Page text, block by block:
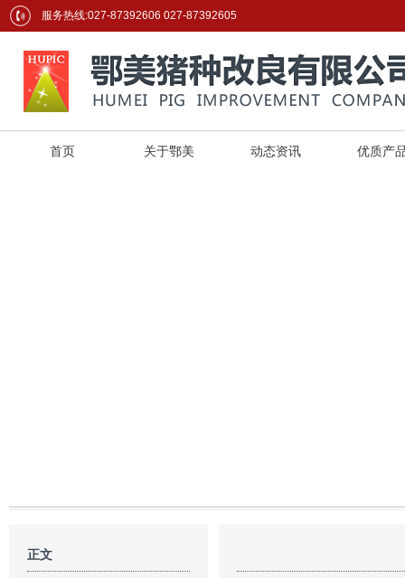
服务热线:027-87392606 027-87392605
首页 关于鄂美 动态资讯 优质产
正文